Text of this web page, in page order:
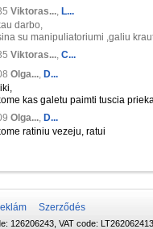
Viktoras..., L...
darbo,
su manipuliatoriumi ,galiu
Viktoras..., C...
Olga..., D...
kas galetu paimti tuscia
Olga..., D...
ratiniu vezeju, ratui
Szerződés
126206243, VAT code: